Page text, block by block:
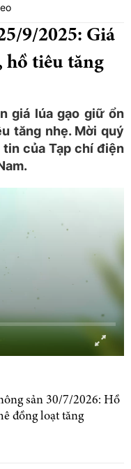
9/2025: Giá
hồ tiêu tăng
giá lúa gạo giữ ổn
tăng nhẹ. Mời quý
của Tạp chí điện
sản 30/7/2026: Hồ
đồng loạt tăng